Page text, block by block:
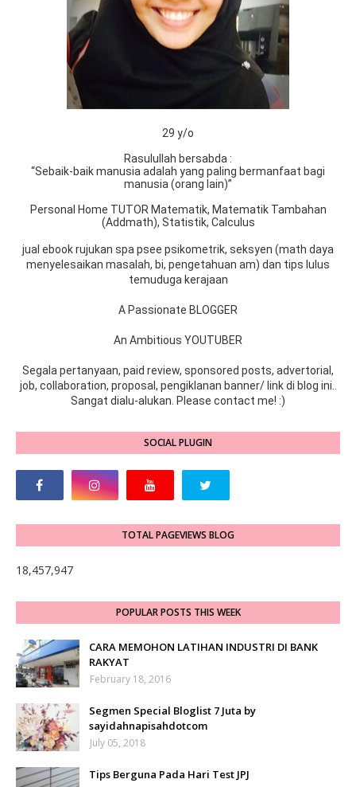
29 y/o
Rasulullah bersabda :
“Sebaik-baik manusia adalah yang paling bermanfaat bagi
manusia (orang lain)”
Personal Home TUTOR Matematik, Matematik Tambahan
(Addmath), Statistik, Calculus
jual ebook rujukan spa psee psikometrik, seksyen (math daya
menyelesaikan masalah, bi, pengetahuan am) dan tips lulus
temuduga kerajaan
A Passionate BLOGGER
An Ambitious YOUTUBER
Segala pertanyaan, paid review, sponsored posts, advertorial,
job, collaboration, proposal, pengiklanan banner/ link di blog ini..
Sangat dialu-alukan. Please contact me! :)
SOCIAL PLUGIN
TOTAL PAGEVIEWS BLOG
18,457,947
POPULAR POSTS THIS WEEK
CARA MEMOHON LATIHAN INDUSTRI DI BANK
RAKYAT
February 18, 2016
Segmen Special Bloglist 7 Juta by
sayidahnapisahdotcom
July 05, 2018
Tips Berguna Pada Hari Test JPJ